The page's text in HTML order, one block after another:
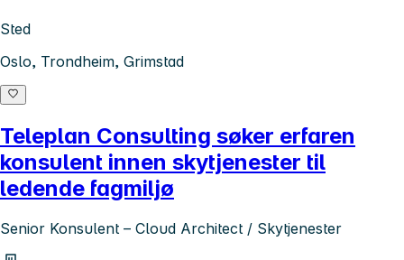
Sted
Oslo, Trondheim, Grimstad
Teleplan Consulting søker erfaren
konsulent innen skytjenester til
ledende fagmiljø
Senior Konsulent – Cloud Architect / Skytjenester